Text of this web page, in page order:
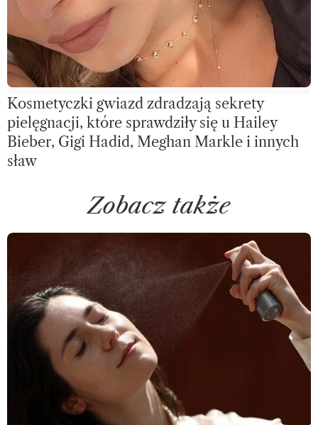
Kosmetyczki gwiazd zdradzają sekrety
pielęgnacji, które sprawdziły się u Hailey
Bieber, Gigi Hadid, Meghan Markle i innych
sław
Zobacz także